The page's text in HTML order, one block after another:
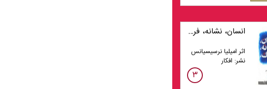
انسان، نشانه، فرهنگ
اثر امیلیا نرسیسیانس
نشر: افکار
۳